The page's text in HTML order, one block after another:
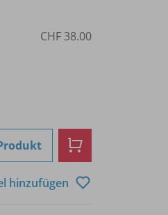
CHF 38.00
hinzufügen